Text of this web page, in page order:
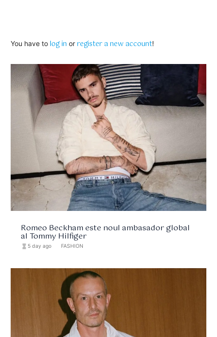
You have to log in orregister a new account!
Romeo Beckham este noul ambasador global
al Tommy Hilfiger
hourglass_full 5 day ago FASHION